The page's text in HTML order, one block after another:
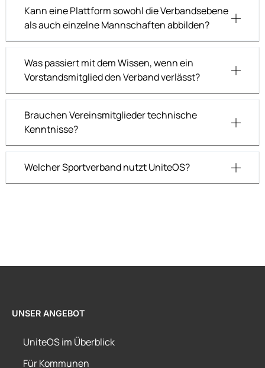
Kann eine Plattform sowohl die Verbandsebene
als auch einzelne Mannschaften abbilden?
Was passiert mit dem Wissen, wenn ein
Vorstandsmitglied den Verband verlässt?
Brauchen Vereinsmitglieder technische
Kenntnisse?
Welcher Sportverband nutzt UniteOS?
UNSER ANGEBOT
UniteOS im Überblick
Für Kommunen